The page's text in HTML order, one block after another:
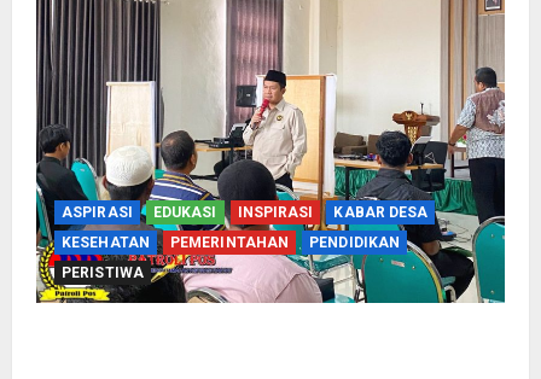
ASPIRASI EDUKASI INSPIRASI
KABAR DESA
KESEHATAN
PEMERINTAHAN
PENDIDIKAN
PERISTIWA